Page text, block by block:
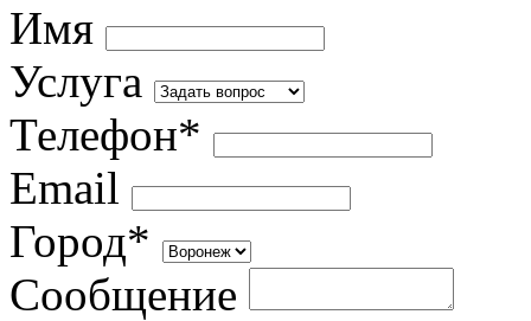
Имя
Услуга
Телефон*
Email
Город*
Сообщение